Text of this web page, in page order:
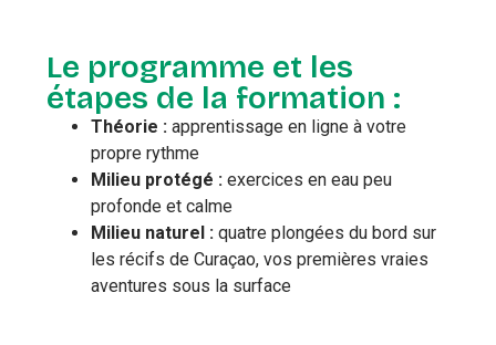
Le programme et les
étapes de la formation :
Théorie : apprentissage en ligne à votre
propre rythme
Milieu protégé : exercices en eau peu
profonde et calme
Milieu naturel : quatre plongées du bord sur
les récifs de Curaçao, vos premières vraies
aventures sous la surface